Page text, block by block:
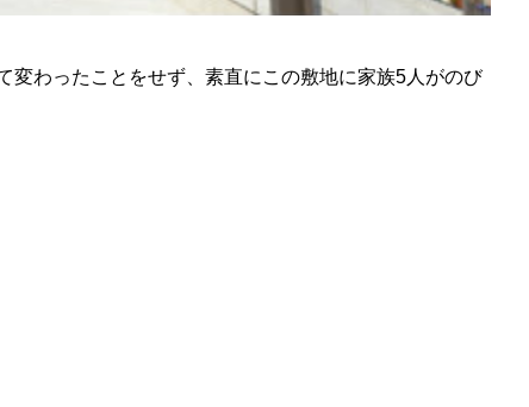
わったことをせず、素直にこの敷地に家族5人がのび